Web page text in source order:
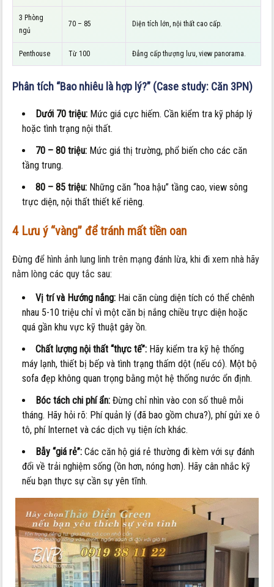
3 Phòng
ngủ
70 – 85 Diện tích lớn, nội thất cao cấp.
Penthouse Từ 100 Đẳng cấp thượng lưu, view panorama.
Phân tích “Bao nhiêu là hợp lý?” (Case study: Căn 3PN)
Dưới 70 triệu: Mức giá cực hiếm. Cần kiểm tra kỹ pháp lý
hoặc tình trạng nội thất.
70 – 80 triệu: Mức giá thị trường, phổ biến cho các căn
tầng trung.
80 – 85 triệu: Những căn “hoa hậu” tầng cao, view sông
trực diện, nội thất thiết kế riêng.
4 Lưu ý “vàng” để tránh mất tiền oan
Đừng để hình ảnh lung linh trên mạng đánh lừa, khi đi xem nhà hãy
nằm lòng các quy tắc sau:
Vị trí và Hướng nắng: Hai căn cùng diện tích có thể chênh
nhau 5-10 triệu chỉ vì một căn bị nắng chiều trực diện hoặc
quá gần khu vực kỹ thuật gây ồn.
Chất lượng nội thất “thực tế”: Hãy kiểm tra kỹ hệ thống
máy lạnh, thiết bị bếp và tình trạng thấm dột (nếu có). Một bộ
sofa đẹp không quan trọng bằng một hệ thống nước ổn định.
Bóc tách chi phí ẩn: Đừng chỉ nhìn vào con số thuê mỗi
tháng. Hãy hỏi rõ: Phí quản lý (đã bao gồm chưa?), phí gửi xe ô
tô, phí Internet và các dịch vụ tiện ích khác.
Bẫy “giá rẻ”: Các căn hộ giá rẻ thường đi kèm với sự đánh
đổi về trải nghiệm sống (ồn hơn, nóng hơn). Hãy cân nhắc kỹ
nếu bạn thực sự cần sự yên tĩnh.